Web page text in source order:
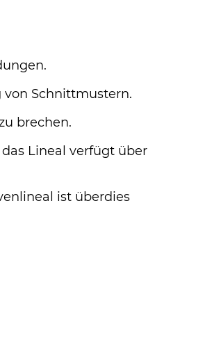
von Schnittmustern.
brechen.
Lineal verfügt über
ist überdies